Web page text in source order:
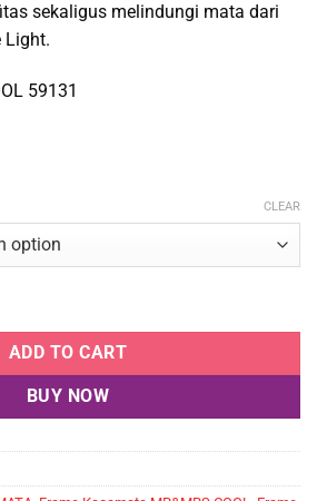
sekaligus melindungi mata dari
Light.
59131
CLEAR
ADD TO CART
BUY NOW